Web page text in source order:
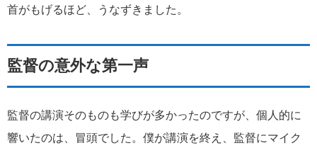
首がもげるほど、うなずきました。
監督の意外な第一声
監督の講演そのものも学びが多かったのですが、個人的に
響いたのは、冒頭でした。僕が講演を終え、監督にマイク